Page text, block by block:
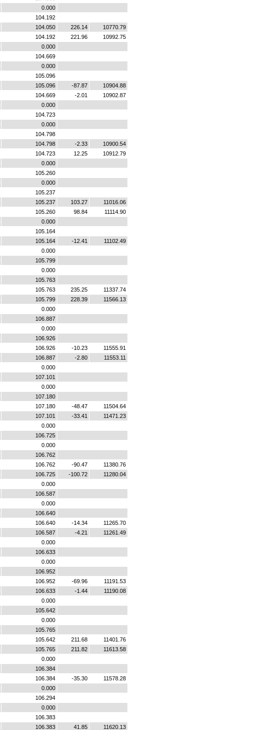
0.000
104.192
104.050 226.14
10770.79
104.192 221.96
10992.75
0.000
104.669
0.000
105.096
105.096 -87.87
10904.88
104.669 -2.01
10902.87
0.000
104.723
0.000
104.798
104.798 -2.33
10900.54
104.723 12.25
10912.79
0.000
105.260
0.000
105.237
105.237 103.27
11016.06
105.260 98.84
11114.90
0.000
105.164
105.164 -12.41
11102.49
0.000
105.799
0.000
105.763
105.763 235.25
11337.74
105.799 228.39
11566.13
0.000
106.887
0.000
106.926
106.926 -10.23
11555.91
106.887 -2.80
11553.11
0.000
107.101
0.000
107.180
107.180 -48.47
11504.64
107.101 -33.41
11471.23
0.000
106.725
0.000
106.762
106.762 -90.47
11380.76
106.725 -100.72
11280.04
0.000
106.587
0.000
106.640
106.640 -14.34
11265.70
106.587 -4.21
11261.49
0.000
106.633
0.000
106.952
106.952 -69.96
11191.53
106.633 -1.44
11190.08
0.000
105.642
0.000
105.765
105.642 211.68
11401.76
105.765 211.82
11613.58
0.000
106.384
106.384 -35.30
11578.28
0.000
106.294
0.000
106.383
106.383 41.85 11620.13